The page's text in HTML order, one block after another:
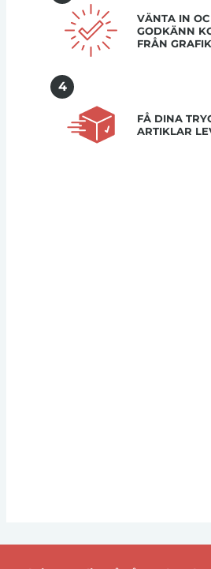
VÄNTA IN
GODKÄNN
FRÅN
4
FÅ DINA
ARTIKLAR